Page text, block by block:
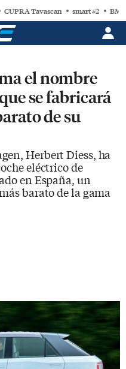
CUPRA Tavascan smart #2
el nombre
se fabricará
de su
Herbert Diess, ha
eléctrico de
en España, un
barato de la gama